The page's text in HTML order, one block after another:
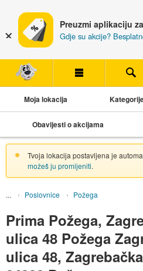
Preuzmi aplikaciju
Gdje su akcije?
Moja lokacija
Obavijesti o akcijama
Tvoja lokacija postavljena je
možeš ju promijeniti.
Poslovnice Požega
Prima Požega,
ulica 48 Požega
ulica 48,